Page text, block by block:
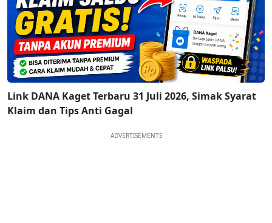
Link DANA Kaget Terbaru 31 Juli 2026, Simak Syarat
Klaim dan Tips Anti Gagal
ADVERTISEMENTS